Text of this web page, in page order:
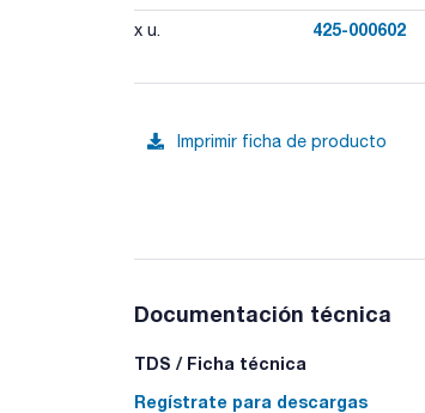
x u. 425-000602
Imprimir ficha de producto
Documentación técnica
TDS / Ficha técnica
Regístrate para descargas